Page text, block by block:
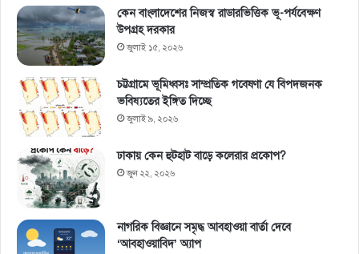
কেন বাংলাদেশের নিজস্ব রাডারভিত্তিক ভূ-পর্যবেক্ষণ
উপগ্রহ দরকার
জুলাই ১৫, ২০২৬
চট্টগ্রামে ভূমিধ্বসঃ সাম্প্রতিক গবেষণা যে বিপদজনক
ভবিষ্যতের ইঙ্গিত দিচ্ছে
জুলাই ৯, ২০২৬
ঢাকায় কেন হুটহাট বাড়ে কলেরার প্রকোপ?
জুন ২২, ২০২৬
নাগরিক বিজ্ঞানে সমৃদ্ধ আবহাওয়া বার্তা দেবে
‘আবহাওয়াবিদ’ অ্যাপ